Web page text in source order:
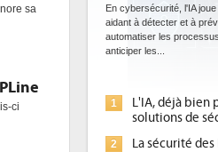
sa
ci
En cybersécurité, l'IA
aidant à détecter et à
automatiser les
anticiper les...
1
L'IA, déjà bien
solutions de
2 La sécurité